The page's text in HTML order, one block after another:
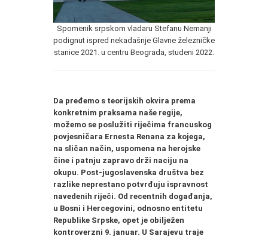
Spomenik srpskom vladaru Stefanu Nemanji
podignut ispred nekadašnje Glavne železničke
stanice 2021. u centru Beograda, studeni 2022.
Da pređemo s teorijskih okvira prema
konkretnim praksama naše regije,
možemo se poslužiti riječima francuskog
povjesničara Ernesta Renana za kojega,
na sličan način, uspomena na herojske
čine i patnju zapravo drži naciju na
okupu. Post-jugoslavenska društva bez
razlike neprestano potvrđuju ispravnost
navedenih riječi. Od recentnih događanja,
u Bosni i Hercegovini, odnosno entitetu
Republike Srpske, opet je obilježen
kontroverzni 9. januar. U Sarajevu traje